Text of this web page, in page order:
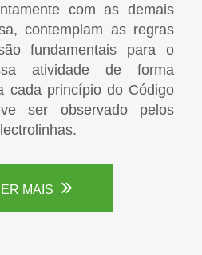
com as demais
contemplam as regras
fundamentais para o
atividade de forma
cada princípio do Código
ser observado pelos
MAIS